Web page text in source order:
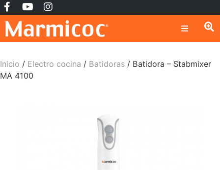
Inicio / Electro cocina / Batidoras / Batidora – Stabmixer
MA 4100